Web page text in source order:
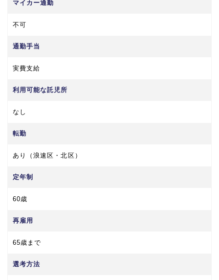
マイカー通勤
不可
通勤手当
実費支給
利用可能な託児所
なし
転勤
あり（浪速区・北区）
定年制
60歳
再雇用
65歳まで
選考方法